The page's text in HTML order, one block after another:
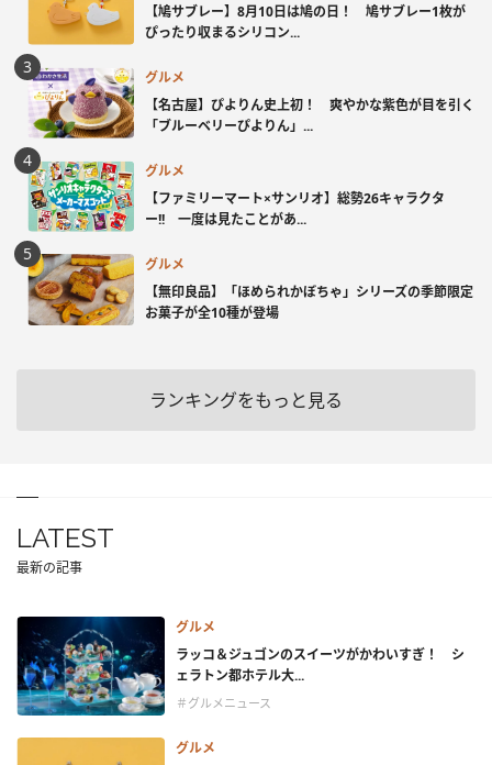
【鳩サブレー】8月10日は鳩の日！ 鳩サブレー1枚が
ぴったり収まるシリコン...
グルメ
【名古屋】ぴよりん史上初！ 爽やかな紫色が目を引く
「ブルーベリーぴよりん」...
グルメ
【ファミリーマート×サンリオ】総勢26キャラクタ
ー!! 一度は見たことがあ...
グルメ
【無印良品】「ほめられかぼちゃ」シリーズの季節限定
お菓子が全10種が登場
ランキングをもっと見る
LATEST
最新の記事
グルメ
ラッコ＆ジュゴンのスイーツがかわいすぎ！ シ
ェラトン都ホテル大...
＃グルメニュース
グルメ